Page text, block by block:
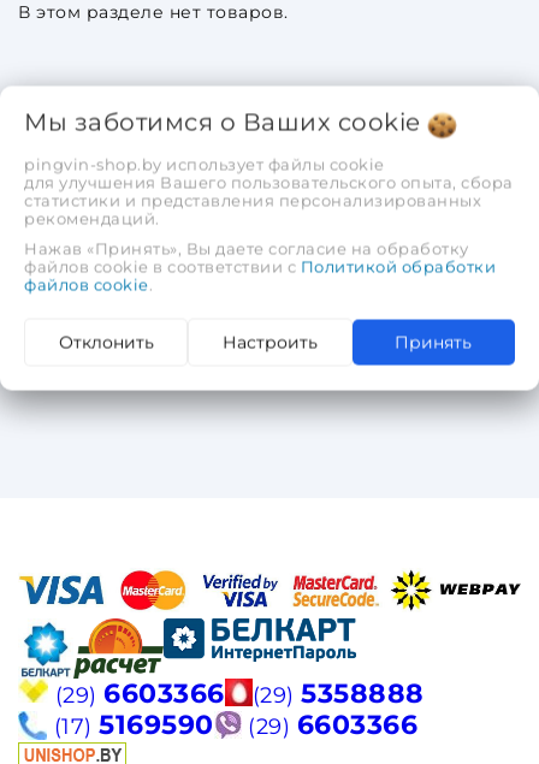
В этом разделе нет товаров.
(29) 6603366 (29) 5358888
(17) 5169590 (29) 6603366
Мы заботимся о Ваших cookie
pingvin-shop.by использует файлы cookie
для улучшения Вашего пользовательского опыта, сбора
статистики и представления персонализированных
рекомендаций.
Нажав «Принять», Вы даете согласие на обработку
файлов cookie в соответствии с Политикой обработки
файлов cookie.
Отклонить Настроить Принять